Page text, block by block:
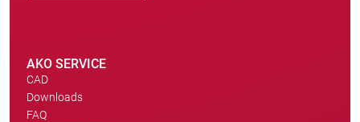
AKO SERVICE
CAD
Downloads
FAQ